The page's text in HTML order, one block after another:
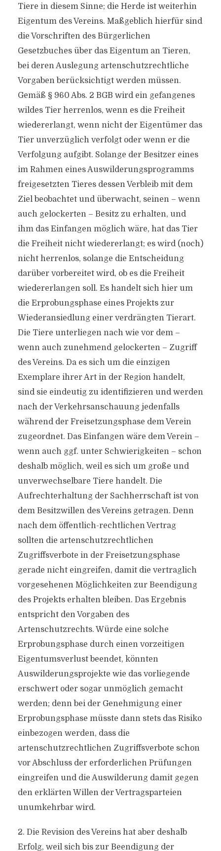
Tiere in diesem Sinne; die Herde ist weiterhin
Eigentum des Vereins. Maßgeblich hierfür sind
die Vorschriften des Bürgerlichen
Gesetzbuches über das Eigentum an Tieren,
bei deren Auslegung artenschutzrechtliche
Vorgaben berücksichtigt werden müssen.
Gemäß § 960 Abs. 2 BGB wird ein gefangenes
wildes Tier herrenlos, wenn es die Freiheit
wiedererlangt, wenn nicht der Eigentümer das
Tier unverzüglich verfolgt oder wenn er die
Verfolgung aufgibt. Solange der Besitzer eines
im Rahmen eines Auswilderungsprogramms
freigesetzten Tieres dessen Verbleib mit dem
Ziel beobachtet und überwacht, seinen – wenn
auch gelockerten – Besitz zu erhalten, und
ihm das Einfangen möglich wäre, hat das Tier
die Freiheit nicht wiedererlangt; es wird (noch)
nicht herrenlos, solange die Entscheidung
darüber vorbereitet wird, ob es die Freiheit
wiedererlangen soll. Es handelt sich hier um
die Erprobungsphase eines Projekts zur
Wiederansiedlung einer verdrängten Tierart.
Die Tiere unterliegen nach wie vor dem –
wenn auch zunehmend gelockerten – Zugriff
des Vereins. Da es sich um die einzigen
Exemplare ihrer Art in der Region handelt,
sind sie eindeutig zu identifizieren und werden
nach der Verkehrsanschauung jedenfalls
während der Freisetzungsphase dem Verein
zugeordnet. Das Einfangen wäre dem Verein –
wenn auch ggf. unter Schwierigkeiten – schon
deshalb möglich, weil es sich um große und
unverwechselbare Tiere handelt. Die
Aufrechterhaltung der Sachherrschaft ist von
dem Besitzwillen des Vereins getragen. Denn
nach dem öffentlich-rechtlichen Vertrag
sollten die artenschutzrechtlichen
Zugriffsverbote in der Freisetzungsphase
gerade nicht eingreifen, damit die vertraglich
vorgesehenen Möglichkeiten zur Beendigung
des Projekts erhalten bleiben. Das Ergebnis
entspricht den Vorgaben des
Artenschutzrechts. Würde eine solche
Erprobungsphase durch einen vorzeitigen
Eigentumsverlust beendet, könnten
Auswilderungsprojekte wie das vorliegende
erschwert oder sogar unmöglich gemacht
werden; denn bei der Genehmigung einer
Erprobungsphase müsste dann stets das Risiko
einbezogen werden, dass die
artenschutzrechtlichen Zugriffsverbote schon
vor Abschluss der erforderlichen Prüfungen
eingreifen und die Auswilderung damit gegen
den erklärten Willen der Vertragsparteien
unumkehrbar wird.
2. Die Revision des Vereins hat aber deshalb
Erfolg, weil sich bis zur Beendigung der